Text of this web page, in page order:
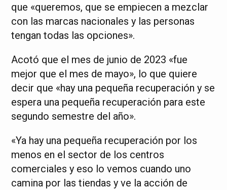
que «queremos, que se empiecen a mezclar
con las marcas nacionales y las personas
tengan todas las opciones».
Acotó que el mes de junio de 2023 «fue
mejor que el mes de mayo», lo que quiere
decir que «hay una pequeña recuperación y se
espera una pequeña recuperación para este
segundo semestre del año».
«Ya hay una pequeña recuperación por los
menos en el sector de los centros
comerciales y eso lo vemos cuando uno
camina por las tiendas y ve la acción de